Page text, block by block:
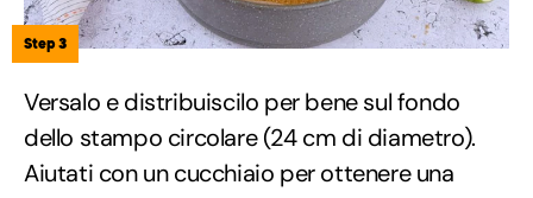
Step 3
Versalo e distribuiscilo per bene sul fondo
dello stampo circolare (24 cm di diametro).
Aiutati con un cucchiaio per ottenere una